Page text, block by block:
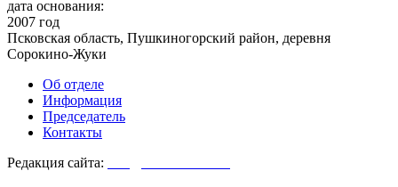
дата основания:
2007 год
Псковская область, Пушкиногорский район, деревня
Сорокино-Жуки
Об отделе
Информация
Председатель
Контакты
Редакция сайта: